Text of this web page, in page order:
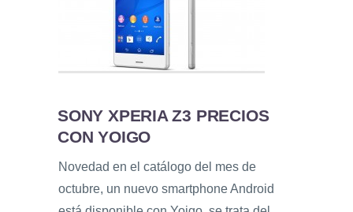
SONY XPERIA Z3 PRECIOS
CON YOIGO
Novedad en el catálogo del mes de
octubre, un nuevo smartphone Android